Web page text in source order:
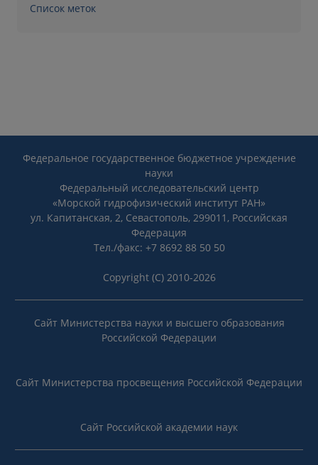
Список меток
Федеральное государственное бюджетное учреждение
науки
Федеральный исследовательский центр
«Морской гидрофизический институт РАН»
ул. Капитанская, 2, Севастополь, 299011, Российская
Федерация
Тел./факс: +7 8692 88 50 50
Copyright (C) 2010-2026
Сайт Министерства науки и высшего образования
Российской Федерации
Сайт Министерства просвещения Российской Федерации
Сайт Российской академии наук